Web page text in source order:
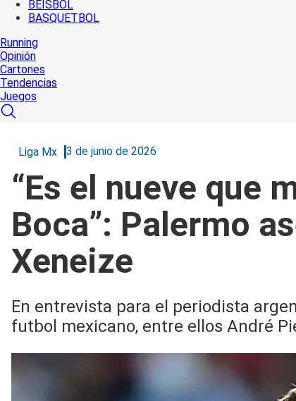
BEISBOL
BASQUETBOL
Running
Opinión
Cartones
Tendencias
Juegos
Liga Mx 3 de junio de 2026
“Es el nueve que
Boca”: Palermo
Xeneize
En entrevista para el periodista
futbol mexicano, entre ellos André